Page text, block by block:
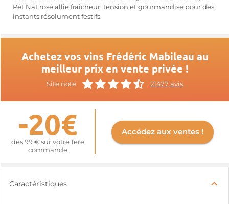
Pét Nat rosé allie fraîcheur, tension et gourmandise pour des
instants résolument festifs.
Achetez vos vins Frédéric Mabileau au
meilleur prix en vente privée !
Site noté 21477 avis
-20€
dès 99 € sur votre 1ère
commande
Accédez aux ventes !
Caractéristiques